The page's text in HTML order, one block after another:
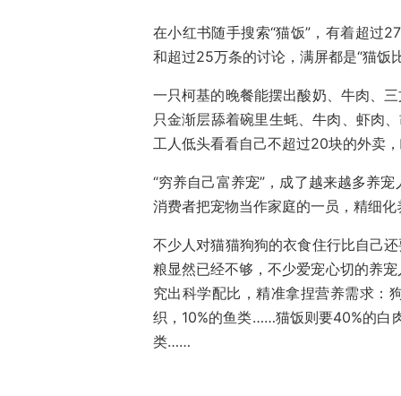
在小红书随手搜索“猫饭”，有着超过
和超过25万条的讨论，满屏都是“猫饭
一只柯基的晚餐能摆出酸奶、牛肉、
只金渐层舔着碗里生蚝、牛肉、虾肉
工人低头看看自己不超过20块的外卖
“穷养自己富养宠”，成了越来越多养
消费者把宠物当作家庭的一员，精细
不少人对猫猫狗狗的衣食住行比自己
粮显然已经不够，不少爱宠心切的养
究出科学配比，精准拿捏营养需求：
织，10%的鱼类……猫饭则要40%的白
类……